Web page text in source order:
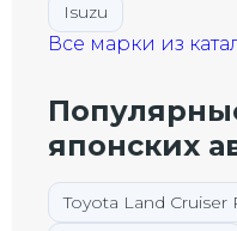
Isuzu
Все марки из
японских
Toyota Land Cruiser